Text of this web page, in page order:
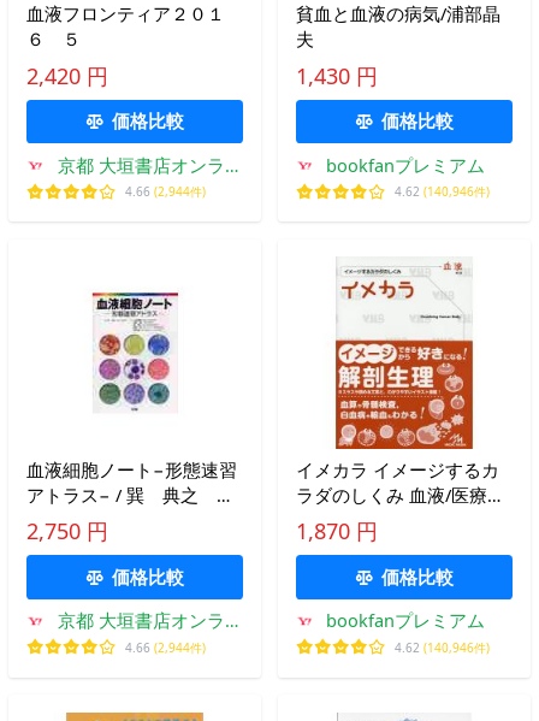
血液フロンティア２０１
６ ５
2,420 円
価格比較
京都 大垣書店オンライ
ン
4.66 (2,944件)
貧血と血液の病気/浦部晶
夫
1,430 円
価格比較
bookfanプレミアム
4.62 (140,946件)
血液細胞ノート−形態速習
アトラス− / 巽 典之 編
集
2,750 円
価格比較
京都 大垣書店オンライ
ン
4.66 (2,944件)
イメカラ イメージするカ
ラダのしくみ 血液/医療情
報科学研究所
1,870 円
価格比較
bookfanプレミアム
4.62 (140,946件)